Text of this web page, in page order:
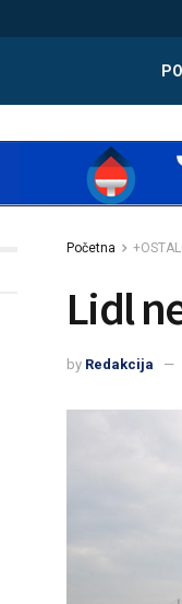
Početna
Lidl
by Redakcija